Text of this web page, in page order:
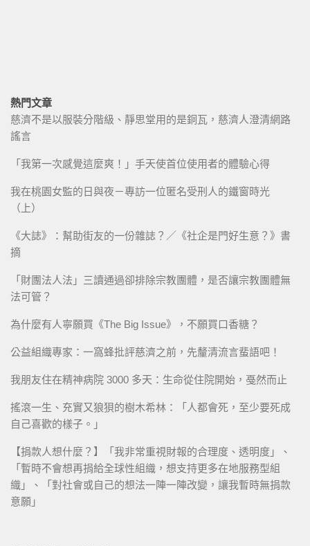
熱門文章
慈濟不是以服裝分階級、靜思堂用的是銅瓦，慈濟人澄清網路
謠言
「我第一次感覺這麼爽！」手天使首位使用者的體驗心得
我在桃園女監的日與夜－專訪一位匿名受刑人的鐵窗時光
（上）
《大誌》：幫助街友的一份雜誌？／《社企是門好生意？》書
摘
「財團法人法」三讀通過卻排除宗教團體，是否讓宗教團體無
法可管？
為什麼有人寧願買《The Big Issue》，不願買口香糖？
公益組織專家：一窩蜂批評慈濟之前，先釐清流言蜚語吧！
我朋友住在精神病院 3000 多天：生命從住院開始，戞然而止
搖滾一生、充實又狼狽的樹木希林：「人都會死，至少要死成
自己喜歡的樣子。」
【捐款人想什麼？】「我非常重視財報的合理度、透明度」、
「暫時不會想再捐給全球性組織，想支持更多在地服務型組
織」、「對社會或自己的想法一陣一陣改變，讓我暫時無捐款
意願」